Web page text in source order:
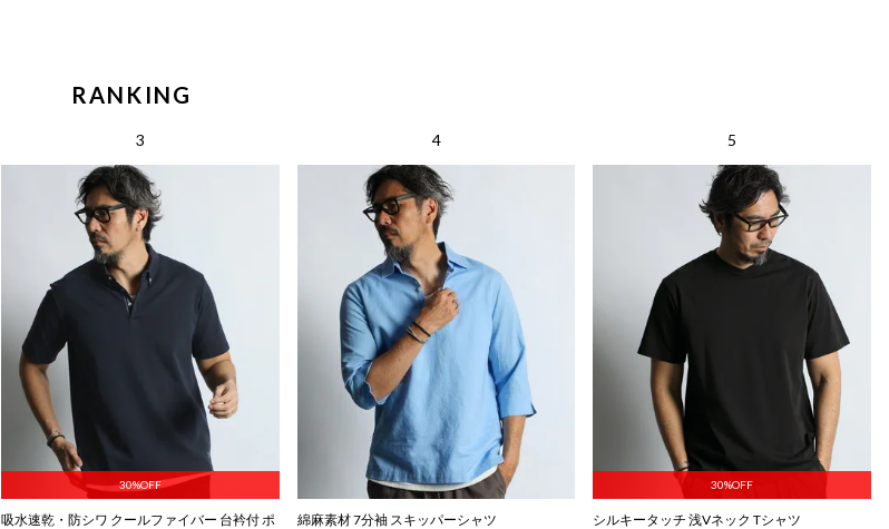
RANKING
30%OFF
吸水速乾・防シワ クールファイバー 台衿付 ポ
綿麻素材 7分袖 スキッパーシャツ
30%OFF
シルキータッチ 浅Vネック Tシャツ